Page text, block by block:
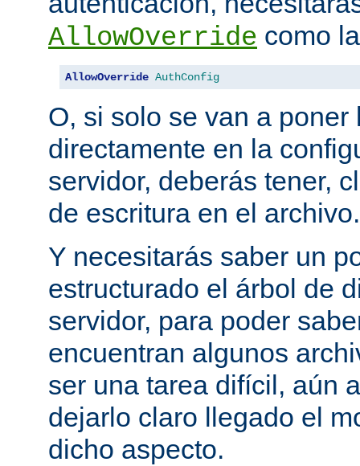
AllowOverride como
AllowOverride AuthConfig
O, si solo se van a poner
directamente en la
servidor, deberás tener,
de escritura en el archivo.
Y necesitarás saber un
estructurado el árbol de
servidor, para poder
encuentran algunos
ser una tarea difícil, aún
dejarlo claro llegado el
dicho aspecto.